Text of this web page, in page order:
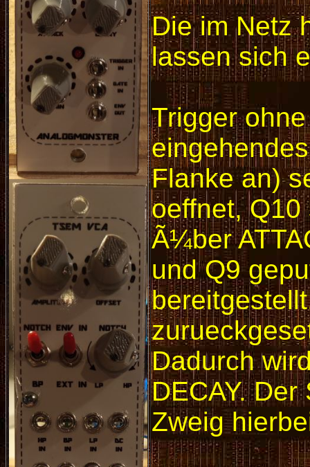
Die im Netz
lassen sich
Trigger
Flanke an)
oeffnet,
Ã¼ber
und Q9
Dadurch
DECAY.
Zweig